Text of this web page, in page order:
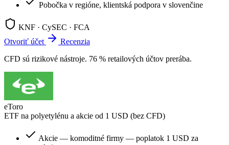
Pobočka v regióne, klientská podpora v slovenčine
KNF · CySEC · FCA
Otvoriť účet
Recenzia
CFD sú rizikové nástroje. 76 % retailových účtov prerába.
eToro
ETF na polyetylénu a akcie od 1 USD (bez CFD)
Akcie — komoditné firmy — poplatok 1 USD za